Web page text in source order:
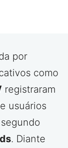
por
como
registraram
usuários
. Diante